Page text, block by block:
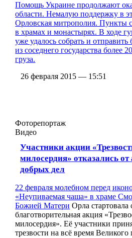
Помощь Украине продолжают
области. Немалую поддержку в
Орловская митрополия. Пункты
в храмах и монастырях. В ходе
уже удалось собрать и
из соседнего государства более
груза.
26 февраля 2015 — 15:51
Фоторепортаж
Видео
Участники акции
милосердия» отказались
добрых дел
22 февраля молебном перед
«Неупиваемая чаша» вхраме
Божией Матери Орла стартовала
благотворительная акция
милосердия». Её участники
трезвости на всё время Великого